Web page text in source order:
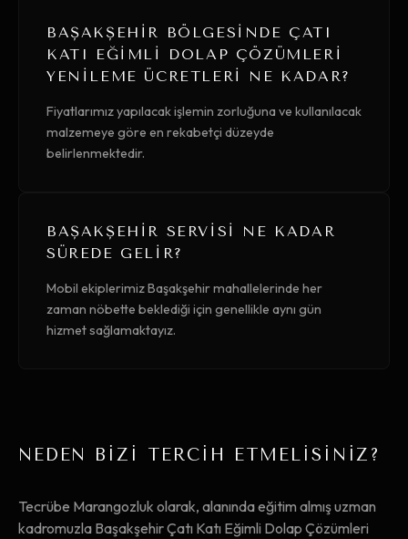
BAŞAKŞEHIR BÖLGESINDE ÇATI
KATI EĞIMLI DOLAP ÇÖZÜMLERI
YENILEME ÜCRETLERI NE KADAR?
Fiyatlarımız yapılacak işlemin zorluğuna ve kullanılacak
malzemeye göre en rekabetçi düzeyde
belirlenmektedir.
BAŞAKŞEHIR SERVISI NE KADAR
SÜREDE GELIR?
Mobil ekiplerimiz Başakşehir mahallelerinde her
zaman nöbette beklediği için genellikle aynı gün
hizmet sağlamaktayız.
NEDEN BİZİ TERCİH ETMELİSİNİZ?
Tecrübe Marangozluk olarak, alanında eğitim almış uzman
kadromuzla Başakşehir Çatı Katı Eğimli Dolap Çözümleri